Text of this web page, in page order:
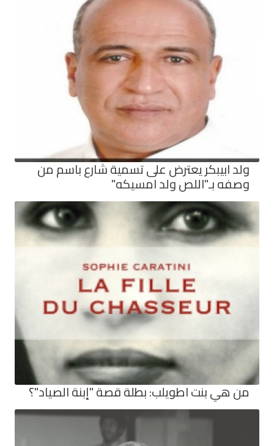
ولد ابيبكر يعترض على تسمية شارع باسم من
وصفه بـ"اللص ولد امسيكه"
من هي بنت اطويلب: بطلة قصة "إبنة الصياد"؟